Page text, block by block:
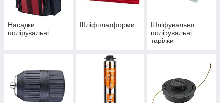
Насадки
полірувальні
Шліфплатформи
Шліфувально
полірувальні
тарілки